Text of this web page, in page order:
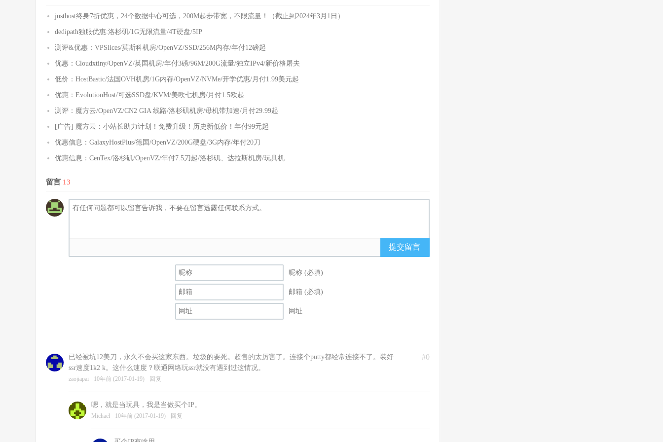
justhost终身7折优惠，24个数据中心可选，200M起步带宽，不限流量！（截止到2024年3月1日）
dedipath独服优惠:洛杉矶/1G无限流量/4T硬盘/5IP
测评&优惠：VPSlices/莫斯科机房/OpenVZ/SSD/256M内存/年付12磅起
优惠：Cloudxtiny/OpenVZ/英国机房/年付3磅/96M/200G流量/独立IPv4/新价格屠夫
低价：HostBastic/法国OVH机房/1G内存/OpenVZ/NVMe/开学优惠/月付1.99美元起
优惠：EvolutionHost/可选SSD盘/KVM/美欧七机房/月付1.5欧起
测评：魔方云/OpenVZ/CN2 GIA 线路/洛杉矶机房/母机带加速/月付29.99起
[广告] 魔方云：小站长助力计划！免费升级！历史新低价！年付99元起
优惠信息：GalaxyHostPlus/德国/OpenVZ/200G硬盘/3G内存/年付20刀
优惠信息：CenTex/洛杉矶/OpenVZ/年付7.5刀起/洛杉矶、达拉斯机房/玩具机
留言 13
提交留言
昵称 (必填)
邮箱 (必填)
网址
#0
已经被坑12美刀，永久不会买这家东西。垃圾的要死。超售的太厉害了。连接个putty都经常连接不了。装好
ssr速度1k2 k。这什么速度？联通网络玩ssr就没有遇到过这情况。
zaojiapai 10年前 (2017-01-19) 回复
嗯，就是当玩具，我是当做买个IP。
Michael 10年前 (2017-01-19) 回复